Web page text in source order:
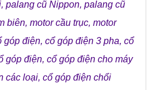
, palang cũ Nippon, palang cũ
biên, motor cầu trục, motor
góp điện, cổ góp điện 3 pha, cổ
góp điện, cổ góp điện cho máy
các loại, cổ góp điện chổi